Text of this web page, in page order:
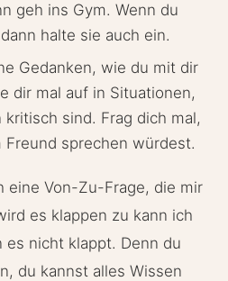
geh ins Gym. Wenn du
halte sie auch ein.
Gedanken, wie du mit dir
dir mal auf in Situationen,
sind. Frag dich mal,
sprechen würdest.
eine Von-Zu-Frage, die mir
es klappen zu kann ich
nicht klappt. Denn du
du kannst alles Wissen